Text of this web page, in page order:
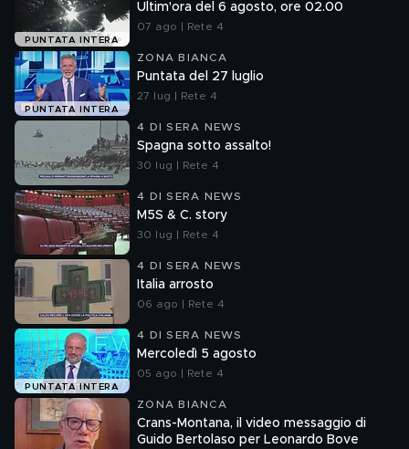
PUNTATA INTERA
Ultim'ora del 6 agosto, ore 02.00
07 ago | Rete 4
PUNTATA INTERA
ZONA BIANCA
Puntata del 27 luglio
27 lug | Rete 4
4 DI SERA NEWS
Spagna sotto assalto!
30 lug | Rete 4
4 DI SERA NEWS
M5S & C. story
30 lug | Rete 4
4 DI SERA NEWS
Italia arrosto
06 ago | Rete 4
PUNTATA INTERA
4 DI SERA NEWS
Mercoledì 5 agosto
05 ago | Rete 4
ZONA BIANCA
Crans-Montana, il video messaggio di
Guido Bertolaso per Leonardo Bove